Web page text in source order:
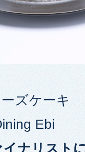
ズケーキ
Ebi
ナリスト